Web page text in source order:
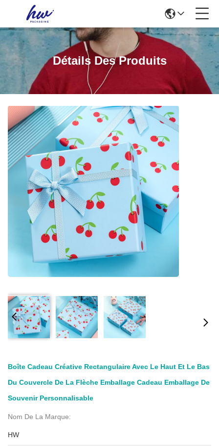
Détails Des Produits
Boîte Cadeau Créative Rectangulaire Avec Le Haut Et Le Bas
Du Couvercle De La Flèche Emballage Cadeau Emballage De
Souvenir Personnalisable
Nom De La Marque:
HW